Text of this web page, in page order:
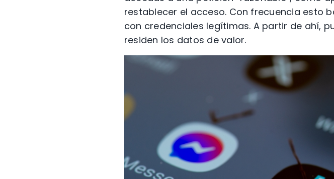
restablecer el acceso. Con frecuencia esto
con credenciales legítimas. A partir de ahí,
residen los datos de valor.